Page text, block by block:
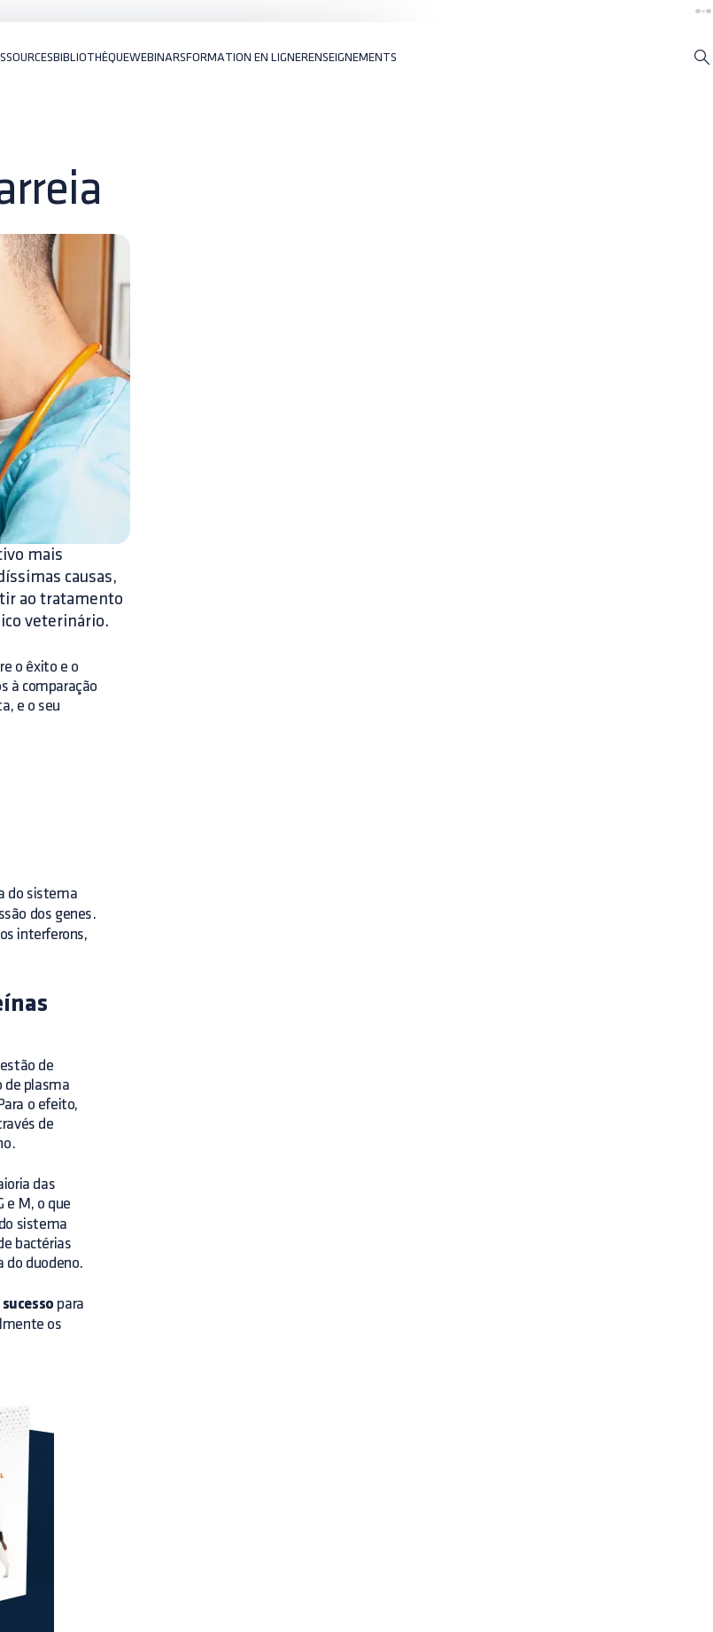
BIBLIOTHÈQUEWEBINARSFORMATION EN LIGNERENSEIGNEMENTS
mais
causas,
ao tratamento
veterinário.
o êxito e o
à comparação
e o seu
do sistema
dos genes.
interferons,
de
de plasma
o efeito,
de
das
e M, o que
sistema
bactérias
do duodeno.
sucesso para
os